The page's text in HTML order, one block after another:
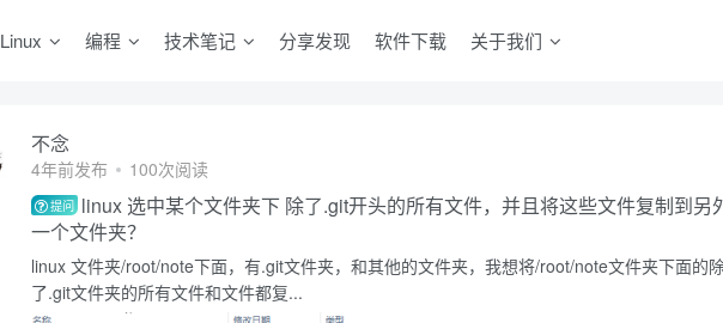
Linux 编程 技术笔记 分享发现 软件下载 关于我们
不念
4年前发布 100次阅读
提问 linux 选中某个文件夹下 除了.git开头的所有文件，并且将这些文件复制到另
一个文件夹？
linux 文件夹/root/note下面，有.git文件夹，和其他的文件夹，我想将/root/note文件夹下面的
了.git文件夹的所有文件和文件都复...